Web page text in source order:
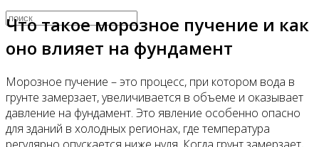
Что такое морозное пучение и как
оно влияет на фундамент
Морозное пучение – это процесс, при котором вода в
грунте замерзает, увеличивается в объеме и оказывает
давление на фундамент. Это явление особенно опасно
для зданий в холодных регионах, где температура